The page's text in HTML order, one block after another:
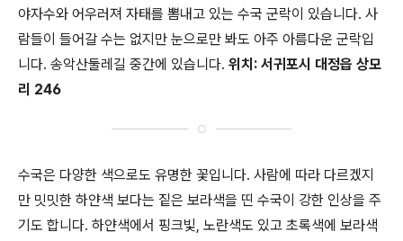
야자수와 어우러져 자태를 뽐내고 있는 수국 군락이 있습니다. 사
람들이 들어갈 수는 없지만 눈으로만 봐도 아주 아름다운 군락입
니다. 송악산둘레길 중간에 있습니다. 위치: 서귀포시 대정읍 상모
리 246
수국은 다양한 색으로도 유명한 꽃입니다. 사람에 따라 다르겠지
만 밋밋한 하얀색 보다는 짙은 보라색을 띤 수국이 강한 인상을 주
기도 합니다. 하얀색에서 핑크빛, 노란색도 있고 초록색에 보라색